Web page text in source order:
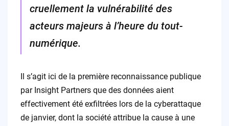
cruellement la vulnérabilité des
acteurs majeurs à l’heure du tout-
numérique.
Il s’agit ici de la première reconnaissance publique
par Insight Partners que des données aient
effectivement été exfiltrées lors de la cyberattaque
de janvier, dont la société attribue la cause à une